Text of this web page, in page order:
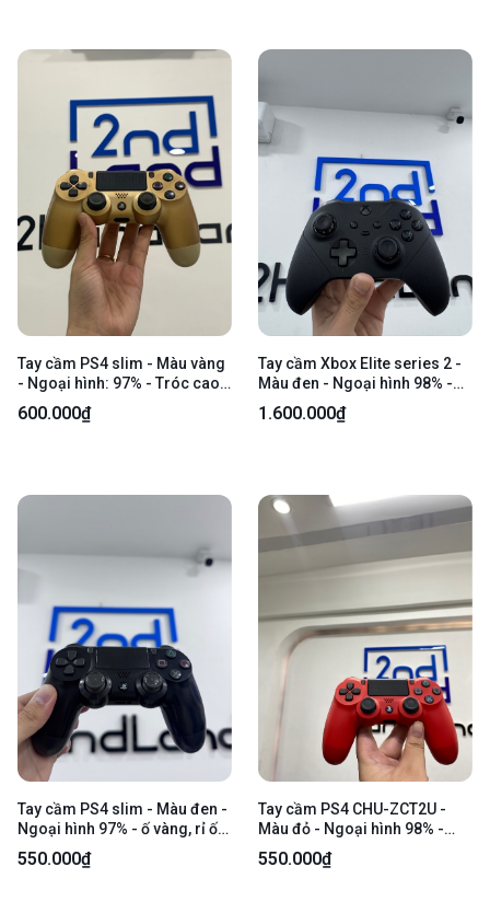
Tay cầm PS4 slim - Màu vàng
- Ngoại hình: 97% - Tróc cao
su 2 cần - Body
600.000₫
Tay cầm Xbox Elite series 2 -
Màu đen - Ngoại hình 98% -
Kèm túi, đủ phụ kiện
1.600.000₫
Tay cầm PS4 slim - Màu đen -
Ngoại hình 97% - ố vàng, rỉ ốc,
trầy - Kèm case hồng
550.000₫
Tay cầm PS4 CHU-ZCT2U -
Màu đỏ - Ngoại hình 98% -
Body
550.000₫